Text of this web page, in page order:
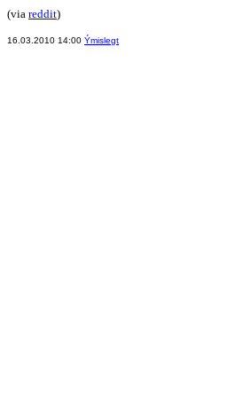
(via reddit)
16.03.2010 14:00 Ýmislegt